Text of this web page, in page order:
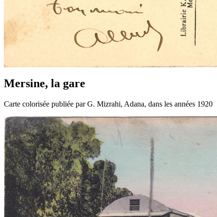
Mersine, la gare
Carte colorisée publiée par G. Mizrahi, Adana, dans les années 1920